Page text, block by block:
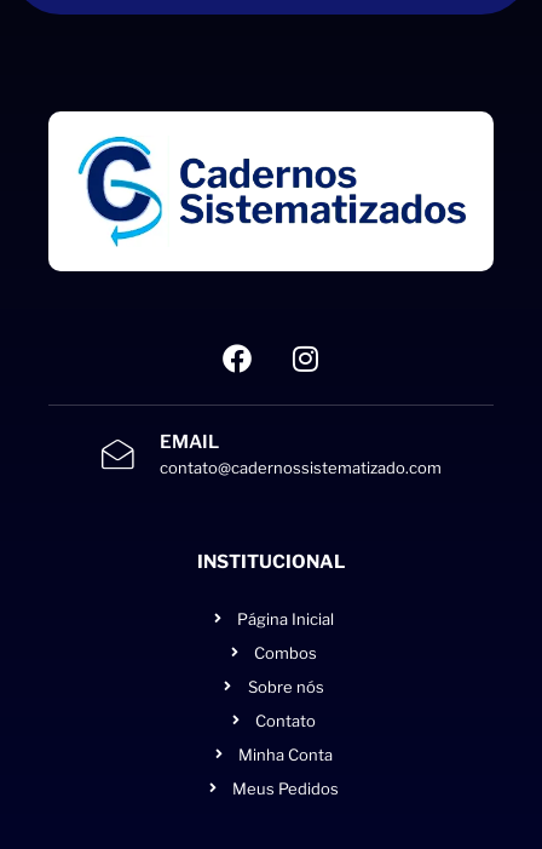
EMAIL
contato@cadernossistematizado.com
INSTITUCIONAL
Página Inicial
Combos
Sobre nós
Contato
Minha Conta
Meus Pedidos